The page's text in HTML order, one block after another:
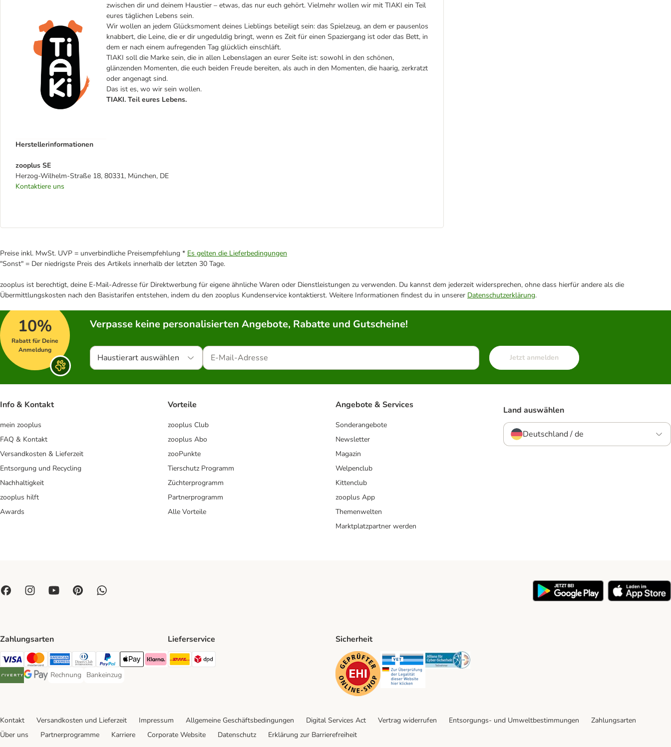
zwischen dir und deinem Haustier – etwas, das nur euch gehört. Vielmehr wollen wir mit TIAKI ein Teil
eures täglichen Lebens sein.
Wir wollen an jedem Glücksmoment deines Lieblings beteiligt sein: das Spielzeug, an dem er pausenlos
knabbert, die Leine, die er dir ungeduldig bringt, wenn es Zeit für einen Spaziergang ist oder das Bett, in
dem er nach einem aufregenden Tag glücklich einschläft.
TIAKI soll die Marke sein, die in allen Lebenslagen an eurer Seite ist: sowohl in den schönen,
glänzenden Momenten, die euch beiden Freude bereiten, als auch in den Momenten, die haarig, zerkratzt
oder angenagt sind.
Das ist es, wo wir sein wollen.
TIAKI. Teil eures Lebens.
Herstellerinformationen
zooplus SE
Herzog-Wilhelm-Straße 18, 80331, München, DE
Kontaktiere uns
Preise inkl. MwSt. UVP = unverbindliche Preisempfehlung * Es gelten die Lieferbedingungen
"Sonst" = Der niedrigste Preis des Artikels innerhalb der letzten 30 Tage.
zooplus ist berechtigt, deine E-Mail-Adresse für Direktwerbung für eigene ähnliche Waren oder Dienstleistungen zu verwenden. Du kannst dem jederzeit widersprechen, ohne dass hierfür andere als die
Übermittlungskosten nach den Basistarifen entstehen, indem du den zooplus Kundenservice kontaktierst. Weitere Informationen findest du in unserer Datenschutzerklärung.
10%
Rabatt für Deine
Anmeldung
Verpasse keine personalisierten Angebote, Rabatte und Gutscheine!
Haustierart auswählen Jetzt anmelden
Info & Kontakt
mein zooplus
FAQ & Kontakt
Versandkosten & Lieferzeit
Entsorgung und Recycling
Nachhaltigkeit
zooplus hilft
Awards
Vorteile
zooplus Club
zooplus Abo
zooPunkte
Tierschutz Programm
Züchterprogramm
Partnerprogramm
Alle Vorteile
Angebote & Services
Sonderangebote
Newsletter
Magazin
Welpenclub
Kittenclub
zooplus App
Themenwelten
Marktplatzpartner werden
Land auswählen
Deutschland / de
Zahlungsarten
Visa Payment Method
Mastercard Payment Method
American Express Payment Method
Diners Club Payment Method
PayPal Payment Method
Apple Pay Payment Method
Klarna Payment Method
Riverty Payment Method
Google Pay Payment Method
Rechnung
Rechnung Payment Method
Bankeinzug
Bankeinzug Payment Method
Lieferservice
DHL Shipping Method
Sicherheit
Security Security Security
Kontakt Versandkosten und Lieferzeit Impressum Allgemeine Geschäftsbedingungen Digital Services Act Vertrag widerrufen Entsorgungs- und Umweltbestimmungen
Zahlungsarten
Über uns
Partnerprogramme Karriere Corporate Website Datenschutz Erklärung zur Barrierefreiheit